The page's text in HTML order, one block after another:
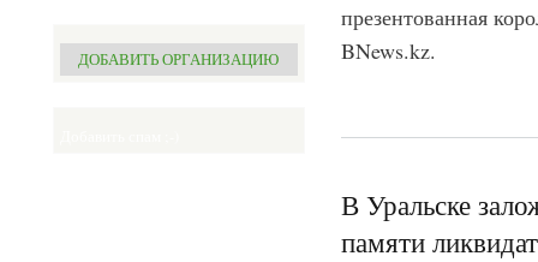
ДОБАВИТЬ ОРГАНИЗАЦИЮ
презентованная
BNews.kz.
В Уральске
памяти